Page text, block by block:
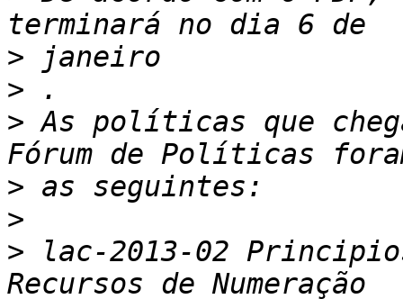
>
>
> As políticas que
>
>
> lac-2013-02